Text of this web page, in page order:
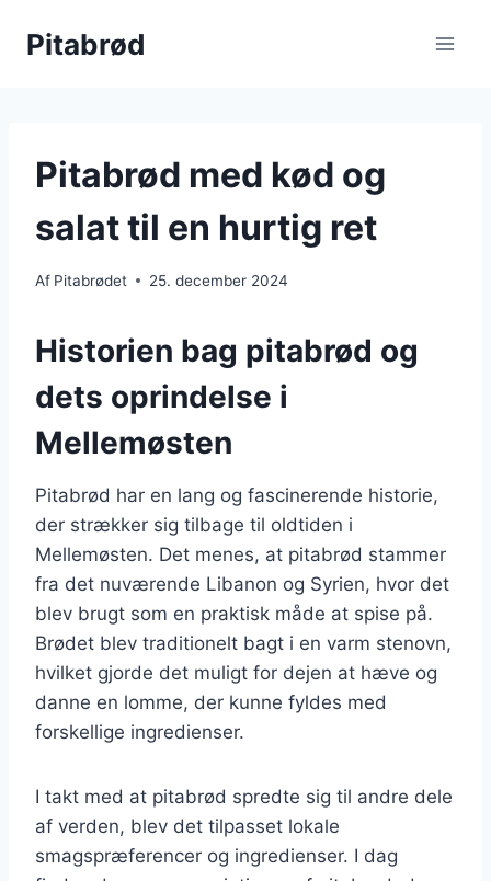
Pitabrød
Pitabrød med kød og
salat til en hurtig ret
Af Pitabrødet 25. december 2024
Historien bag pitabrød og
dets oprindelse i
Mellemøsten
Pitabrød har en lang og fascinerende historie,
der strækker sig tilbage til oldtiden i
Mellemøsten. Det menes, at pitabrød stammer
fra det nuværende Libanon og Syrien, hvor det
blev brugt som en praktisk måde at spise på.
Brødet blev traditionelt bagt i en varm stenovn,
hvilket gjorde det muligt for dejen at hæve og
danne en lomme, der kunne fyldes med
forskellige ingredienser.
I takt med at pitabrød spredte sig til andre dele
af verden, blev det tilpasset lokale
smagspræferencer og ingredienser. I dag